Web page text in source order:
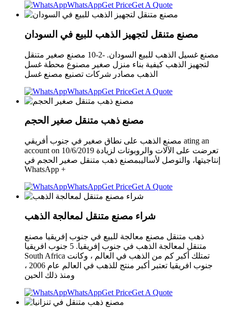
WhatsAppGet PriceGet A Quote
مصنع متنقل لتجهيز الذهب للبيع في السودان
مصنع غسيل الذهب للبيع السودان. -2-10 مصنع صغير متنقل
لتجهيز الذهب كيفية بناء منزل صغير مصنوع محطة غسل
الذهب مصادر شركات تصنيع مصنع غسل
WhatsAppGet PriceGet A Quote
مصنع ذهب متنقل صغير الحجم
مصنع الذهب على نطاق صغير في جنوب أفريقي ating an
account on 10/6/2019 تعرضت على الآلات والروبوتات لزيادة
إنتاجيتها، والتوصل لأساليبمصنع ذهب متنقل صغير الحجم في
WhatsApp +
WhatsAppGet PriceGet A Quote
شراء مصنع متنقل لمعالجة الذهب
ذهب متنقل مصنع معالجة للبيع في جنوب إفريقيا مصنع
متنقل لمعالجة الذهب في جنوب إفريقيا. 5 جنوب افريقيا
South Africa تمتلك أكبر كم من الذهب في العالم ، وكانت
جنوب افريقيا تعتبر أكبر منتج للذهب في العالم عام 2006 ،
ومنذ ذلك الحين
WhatsAppGet PriceGet A Quote